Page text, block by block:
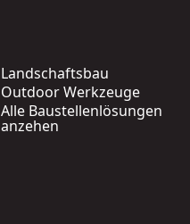
Landschaftsbau
Outdoor Werkzeuge
Alle Baustellenlösungen
anzehen